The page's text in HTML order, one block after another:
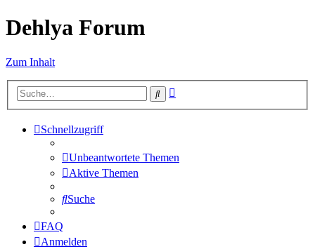
Dehlya Forum
Zum Inhalt
Suche
Schnellzugriff
Unbeantwortete Themen
Aktive Themen
Suche
FAQ
Anmelden